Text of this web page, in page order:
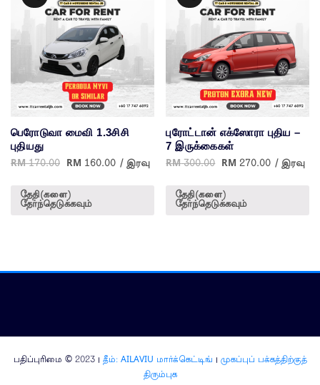
பெரோடுவா மைவி 1.3சிசி
புதியது
RM170.00 RM 160.00 / இரவு
தேதி(களை)
தேர்ந்தெடுக்கவும்
புரோட்டான் எக்ஸோரா புதிய –
7 இருக்கைகள்
RM300.00 RM 270.00 / இரவு
தேதி(களை)
தேர்ந்தெடுக்கவும்
பதிப்புரிமை © 2023 | தீம்: AILAVIU மார்க்கெட்டிங் | முகப்புப் பக்கத்திற்குத்
திரும்புக